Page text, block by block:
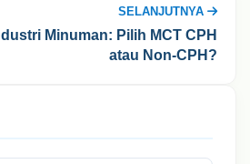
SELANJUTNYA
Minuman: Pilih MCT CPH
atau Non-CPH?